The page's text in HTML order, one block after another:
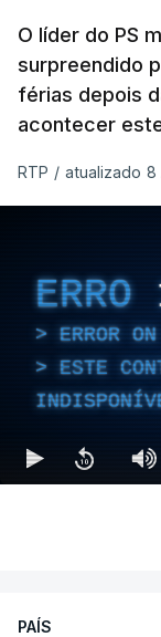
O líder do PS
surpreendido
férias depois
acontecer
RTP / atualizado 8
ERRO
ERROR
ESTE
PAÍS